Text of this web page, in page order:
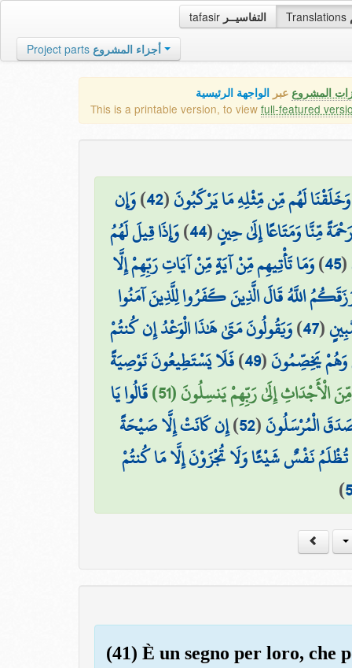
tafasir التفاسيــر Translations
Project parts أجزاء المشروع
المشروع عبر الواجهة الرئيسية
This is a printable version, to view full-featured
وَخَلَقْنَا لَهُم مِّن مِّثْلِهِ مَا يَرْكَبُونَ(
42
)وَإِن
مِّنَّا وَمَتَاعًا إِلَىٰ حِينٍ(
44
)وَإِذَا قِيلَ لَهُمُ
(
45
)وَمَا تَأْتِيهِم مِّنْ آيَةٍ مِّنْ آيَاتِ رَبِّهِمْ إِلَّا
اللَّهُ قَالَ الَّذِينَ كَفَرُوا لِلَّذِينَ آمَنُوا
(
47
)وَيَقُولُونَ مَتَىٰ هَٰذَا الْوَعْدُ إِن كُنتُمْ
وَهُمْ يَخِصِّمُونَ(
49
)فَلَا يَسْتَطِيعُونَ تَوْصِيَةً
الْأَجْدَاثِ إِلَىٰ رَبِّهِمْ يَنسِلُونَ (51)
قَالُوا يَا
الْمُرْسَلُونَ(
52
)إِن كَانَتْ إِلَّا صَيْحَةً
تُظْلَمُ نَفْسٌ شَيْئًا وَلَا تُجْزَوْنَ إِلَّا مَا كُنتُمْ
)
(41) È un segno per loro, che